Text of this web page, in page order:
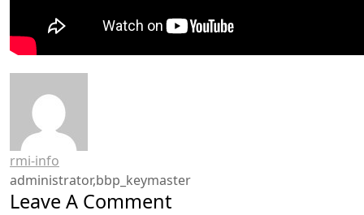
rmi-info
administrator,bbp_keymaster
Leave A Comment